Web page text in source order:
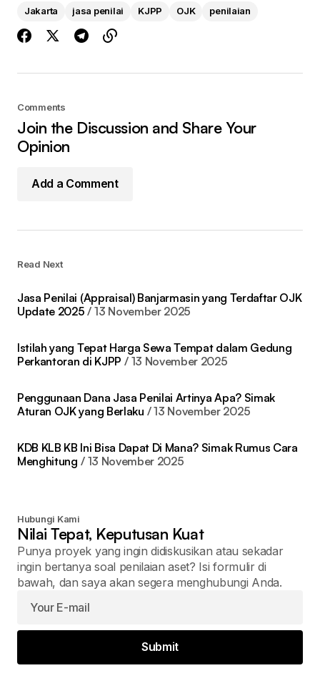
Jakarta jasa penilai KJPP OJK penilaian
Comments
Join the Discussion and Share Your
Opinion
Add a Comment
Read Next
Jasa Penilai (Appraisal) Banjarmasin yang Terdaftar OJK
Update 2025
13 November 2025
Istilah yang Tepat Harga Sewa Tempat dalam Gedung
Perkantoran di KJPP
13 November 2025
Penggunaan Dana Jasa Penilai Artinya Apa? Simak
Aturan OJK yang Berlaku
13 November 2025
KDB KLB KB Ini Bisa Dapat Di Mana? Simak Rumus Cara
Menghitung
13 November 2025
Hubungi Kami
Nilai Tepat, Keputusan Kuat
Punya proyek yang ingin didiskusikan atau sekadar
ingin bertanya soal penilaian aset? Isi formulir di
bawah, dan saya akan segera menghubungi Anda.
Submit